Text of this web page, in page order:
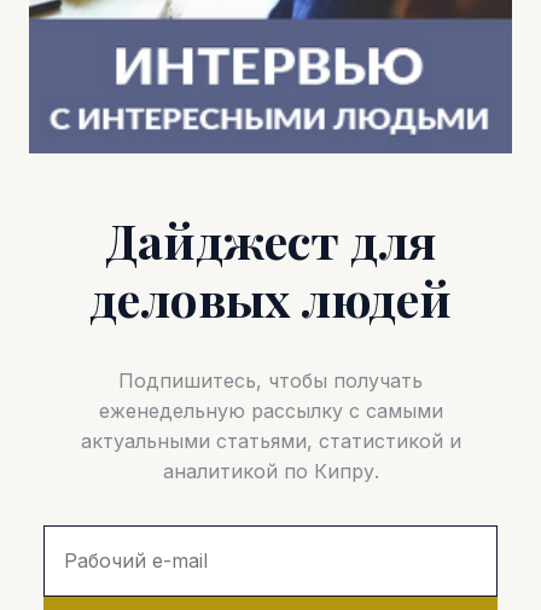
Дайджест для
деловых людей
Подпишитесь, чтобы получать
еженедельную рассылку с самыми
актуальными статьями, статистикой и
аналитикой по Кипру.